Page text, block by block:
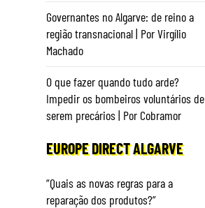
Governantes no Algarve: de reino a
região transnacional | Por Virgílio
Machado
O que fazer quando tudo arde?
Impedir os bombeiros voluntários de
serem precários | Por Cobramor
EUROPE DIRECT ALGARVE
“Quais as novas regras para a
reparação dos produtos?”